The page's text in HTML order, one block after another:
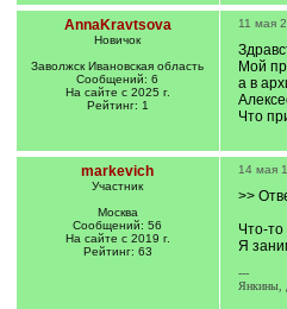
AnnaKravtsova
Новичок
Заволжск Ивановская область
Сообщений: 6
На сайте с 2025 г.
Рейтинг: 1
11 мая
Мой
а в
Что
markevich
Участник
Москва
Сообщений: 56
На сайте с 2019 г.
Рейтинг: 63
14 мая
>>
Что-
Я
---
Янкины,